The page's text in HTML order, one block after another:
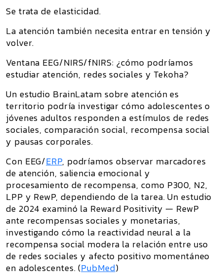
Se trata de elasticidad.
La atención también necesita entrar en tensión y
volver.
Ventana EEG/NIRS/fNIRS: ¿cómo podríamos
estudiar atención, redes sociales y Tekoha?
Un estudio BrainLatam sobreatención es
territorio podría investigar cómo adolescentes o
jóvenes adultos responden a estímulos de redes
sociales, comparación social, recompensa social
y pausas corporales.
Con EEG/ERP, podríamos observar marcadores
de atención, saliencia emocional y
procesamiento de recompensa, como P300, N2,
LPP y RewP, dependiendo de la tarea. Un estudio
de 2024 examinó la Reward Positivity — RewP
ante recompensas sociales y monetarias,
investigando cómo la reactividad neural a la
recompensa social modera la relación entre uso
de redes sociales y afecto positivo momentáneo
en adolescentes. (PubMed)